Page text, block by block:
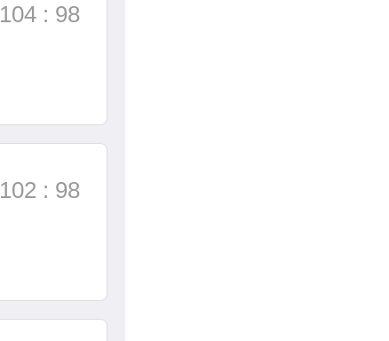
104 : 98
102 : 98